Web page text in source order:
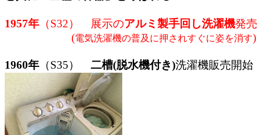
1957年 （S32） 展示のアルミ製手回し洗濯機発売
(電気洗濯機の普及に押されすぐに姿を消す)
1960年 （S35） 二槽(脱水機付き)洗濯機販売開始